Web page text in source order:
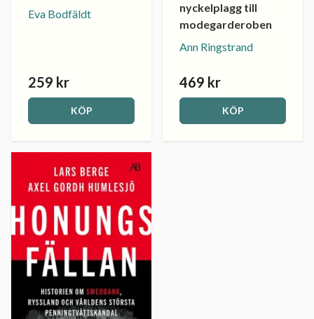
Eva Bodfäldt
259 kr
KÖP
nyckelplagg till
modegarderoben
Ann Ringstrand
469 kr
KÖP